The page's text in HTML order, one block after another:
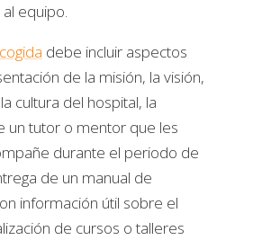
equipo.
debe incluir aspectos
de la misión, la visión,
cultura del hospital, la
un tutor o mentor que les
durante el periodo de
de un manual de
información útil sobre el
de cursos o talleres